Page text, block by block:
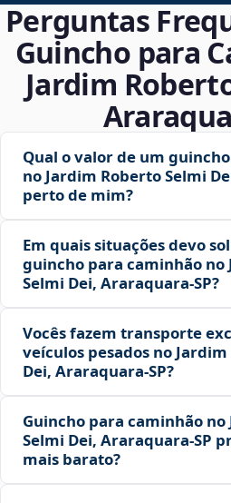
Perguntas
Guincho para
Jardim
Qual o valor de um
no Jardim Roberto Selmi
perto de mim?
Em quais situações devo
guincho para caminhão no
Selmi Dei, Araraquara‑SP?
Vocês fazem transporte
veículos pesados no
Dei, Araraquara‑SP?
Guincho para caminhão
Selmi Dei, Araraquara‑SP
mais barato?